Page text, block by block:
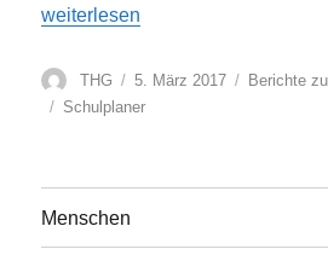
„Neues Schulplaner-Cover“
weiterlesen
Autor
THG
Veröffentlicht
am
5. März 2017 Kategorien
Berichte
Schlagwörter
Schulplaner
Menschen